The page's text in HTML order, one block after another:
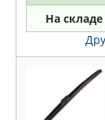
На складе